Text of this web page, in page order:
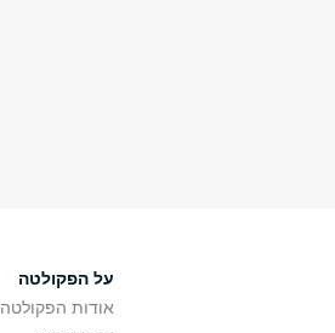
על הפקולטה
אודות הפקולטה